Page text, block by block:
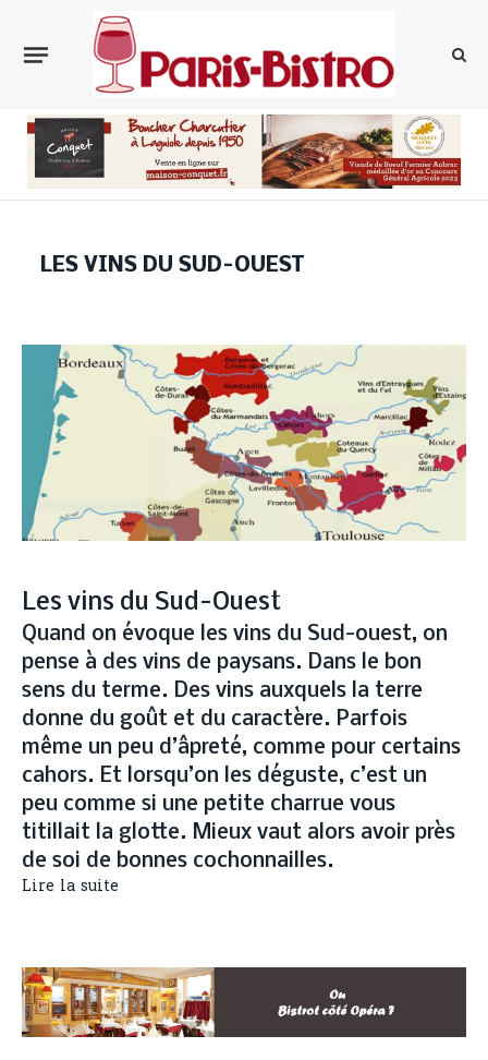
LES VINS DU SUD-OUEST
Les vins du Sud-Ouest
Quand on évoque les vins du Sud-ouest, on
pense à des vins de paysans. Dans le bon
sens du terme. Des vins auxquels la terre
donne du goût et du caractère. Parfois
même un peu d’âpreté, comme pour certains
cahors. Et lorsqu’on les déguste, c’est un
peu comme si une petite charrue vous
titillait la glotte. Mieux vaut alors avoir près
de soi de bonnes cochonnailles.
Lire la suite